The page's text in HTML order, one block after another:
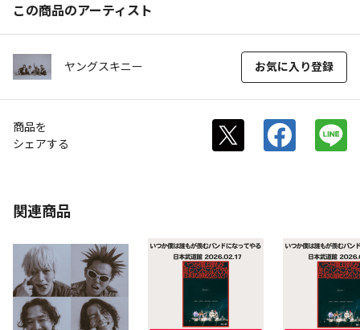
この商品のアーティスト
ヤングスキニー お気に入り登録
商品を
シェアする
関連商品